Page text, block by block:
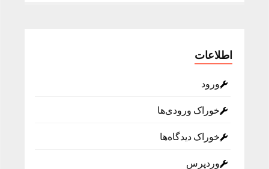
اطلاعات
ورود
خوراک ورودی‌ها
خوراک دیدگاه‌ها
وردپرس